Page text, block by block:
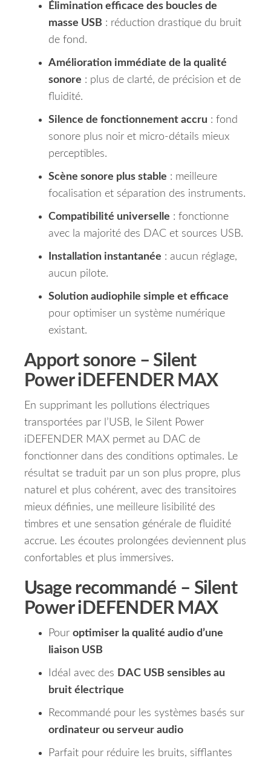
Élimination efficace des boucles de
masse USB : réduction drastique du bruit
de fond.
Amélioration immédiate de la qualité
sonore : plus de clarté, de précision et de
fluidité.
Silence de fonctionnement accru : fond
sonore plus noir et micro-détails mieux
perceptibles.
Scène sonore plus stable : meilleure
focalisation et séparation des instruments.
Compatibilité universelle : fonctionne
avec la majorité des DAC et sources USB.
Installation instantanée : aucun réglage,
aucun pilote.
Solution audiophile simple et efficace
pour optimiser un système numérique
existant.
Apport sonore – Silent
Power iDEFENDER MAX
En supprimant les pollutions électriques
transportées par l’USB, le Silent Power
iDEFENDER MAX permet au DAC de
fonctionner dans des conditions optimales. Le
résultat se traduit par un son plus propre, plus
naturel et plus cohérent, avec des transitoires
mieux définies, une meilleure lisibilité des
timbres et une sensation générale de fluidité
accrue. Les écoutes prolongées deviennent plus
confortables et plus immersives.
Usage recommandé – Silent
Power iDEFENDER MAX
Pour optimiser la qualité audio d’une
liaison USB
Idéal avec des DAC USB sensibles au
bruit électrique
Recommandé pour les systèmes basés sur
ordinateur ou serveur audio
Parfait pour réduire les bruits, sifflantes